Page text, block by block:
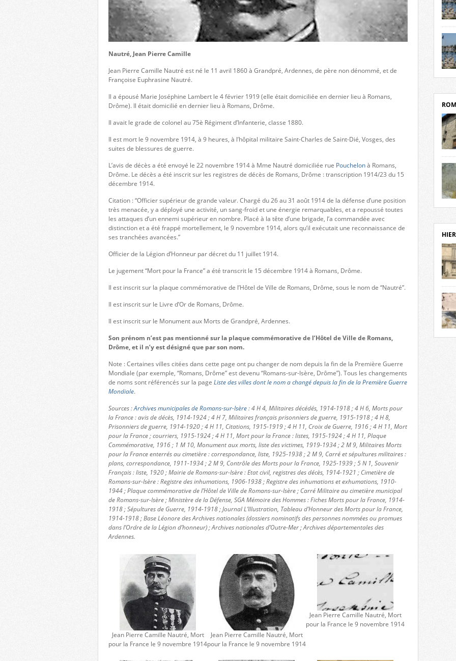
Nautré, Jean Pierre Camille
Jean Pierre Camille Nautré est né le 11 avril 1860 à Grandpré, Ardennes, de père non dénommé, et de
Françoise Euphrasine Nautré.
Il a épousé Marie Joséphine Lambert le 4 février 1919 (elle était domiciliée en dernier lieu à Romans,
Drôme). Il était domicilié en dernier lieu à Romans, Drôme.
Il avait le grade de colonel au 75è Régiment d’Infanterie, classe 1880.
Il est mort le 9 novembre 1914, à 9 heures, à l’hôpital militaire Saint-Charles de Saint-Dié, Vosges, des
suites de blessures de guerre.
L’avis de décès a été envoyé le 22 novembre 1914 à Mme Nautré domiciliée rue Pouchelonà Romans,
Drôme. Le décès a été inscrit sur les registres de décès de Romans, Drôme : transcription 1914/23 du 15
décembre 1914.
Citation : “Officier supérieur de grande valeur. Chargé du 26 au 31 août 1914 de la défense d’une position
très menacée, y a déployé une activité, un sang-froid et une énergie remarquables, et a repoussé toutes
les attaques d’un ennemi supérieur en nombre. Placé à la tête d’une brigade, l’a commandée avec
distinction et a été frappé mortellement, le 9 novembre 1914, alors qu’il exécutait une reconnaissance de
ses tranchées avancées.”
Officier de la Légion d’Honneur par décret du 11 juillet 1914.
Le jugement “Mort pour la France” a été transcrit le 15 décembre 1914 à Romans, Drôme.
Il est inscrit sur la plaque commémorative de l’Hôtel de Ville de Romans, Drôme, sous le nom de “Nautré”.
Il est inscrit sur le Livre d’Or de Romans, Drôme.
Il est inscrit sur le Monument aux Morts de Grandpré, Ardennes.
Son prénom n’est pas mentionné sur la plaque commémorative de l’Hôtel de Ville de Romans,
Drôme, et il n’y est désigné que par son nom.
Note : Certaines villes citées dans cette page ont pu changer de nom depuis la fin de la Première Guerre
Mondiale (par exemple, “Romans, Drôme” est devenu “Romans-sur-Isère, Drôme”). Tous les changements
de noms sont référencés sur la page Liste des villes dont le nom a changé depuis la fin de la Première Guerre
Mondiale.
Sources :Archives municipales de Romans-sur-Isère: 4 H 4, Militaires décédés, 1914-1918 ; 4 H 6, Morts pour
la France : avis de décès, 1914-1924 ; 4 H 7, Militaires français prisonniers de guerre, 1915-1918 ; 4 H 8,
Prisonniers de guerre, 1914-1920 ; 4 H 11, Citations, 1915-1919 ; 4 H 11, Croix de Guerre, 1916 ; 4 H 11, Mort
pour la France ; courriers, 1915-1924 ; 4 H 11, Mort pour la France : listes, 1915-1924 ; 4 H 11, Plaque
Commémorative, 1916 ; 1 M 10, Monument aux morts, liste des victimes, 1919-1934 ; 2 M 9, Militaires Morts
pour la France enterrés au cimetière : correspondance, liste, 1925-1938 ; 2 M 9, Carré et sépultures militaires :
plans, correspondance, 1911-1934 ; 2 M 9, Contrôle des Morts pour la France, 1925-1939 ; 5 N 1, Souvenir
Français : liste, 1920 ; Mairie de Romans-sur-Isère : Etat civil, registres des décès, 1914-1921 ; Cimetière de
Romans-sur-Isère : Registre des inhumations, 1906-1938 ; Registre des inhumations et exhumations, 1910-
1944 ; Plaque commémorative de l’Hôtel de Ville de Romans-sur-Isère ; Carré Militaire au cimetière municipal
de Romans-sur-Isère ; Ministère de la Défense, SGA Mémoire des Hommes : Fiches Morts pour la France, 1914-
1918 ; Sépultures de Guerre, 1914-1918 ; Journal L’Illustration, Tableau d’Honneur des Morts pour la France,
1914-1918 ; Base Léonore des Archives nationales (dossiers nominatifs des personnes nommées ou promues
dans l’Ordre de la Légion d’honneur) ; Archives nationales d’Outre-Mer ; Archives départementales des
Ardennes.
Jean Pierre Camille Nautré, Mort
pour la France le 9 novembre 1914
Jean Pierre Camille Nautré, Mort
pour la France le 9 novembre 1914
Jean Pierre Camille Nautré, Mort
pour la France le 9 novembre 1914
par
de